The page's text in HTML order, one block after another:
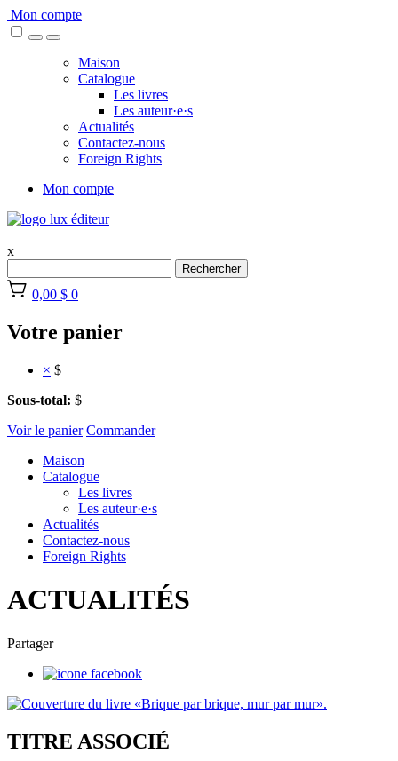
Skip
to
Mon compte
Maison
Catalogue
Les livres
Les auteur·e·s
Actualités
Contactez-nous
Foreign Rights
Mon compte
x
Rechercher
0,00 $ 0
Votre panier
× $
Sous-total: $
Voir le panier Commander
Maison
Catalogue
Les livres
Les auteur·e·s
Actualités
Contactez-nous
Foreign Rights
ACTUALITÉS
Partager
TITRE ASSOCIÉ